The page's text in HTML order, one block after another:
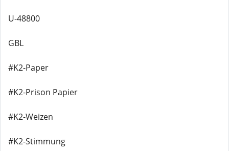
U-48800
GBL
#K2-Paper
#K2-Prison Papier
#K2-Weizen
#K2-Stimmung